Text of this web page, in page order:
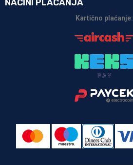
NAČINI PLAĆANJA
Kartično plaćanje: